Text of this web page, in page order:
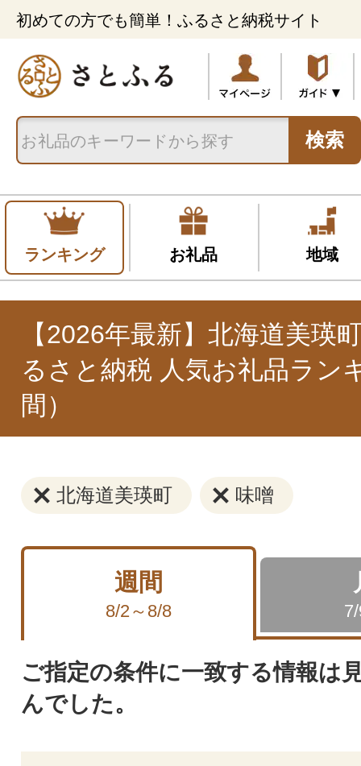
初めての方でも簡単！ふるさと納税サイト
検索
ランキング お礼品 地域
【2026年最新】北海道美瑛
るさと納税 人気お礼品ラン
間）
北海道美瑛町 味噌
週間
8/2～8/8
ご指定の条件に一致する情報は
んでした。